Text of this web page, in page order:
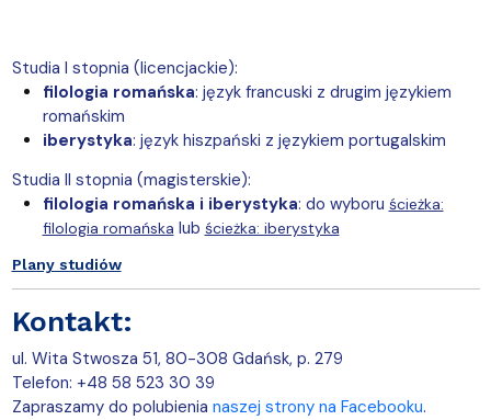
Studia I stopnia (licencjackie):
filologia romańska: język francuski z drugim językiem
romańskim
iberystyka: język hiszpański z językiem portugalskim
Studia II stopnia (magisterskie):
filologia romańska i iberystyka: do wyboru ścieżka:
filologia romańska lub ścieżka: iberystyka
Plany studiów
Kontakt:
ul. Wita Stwosza 51, 80-308 Gdańsk, p. 279
Telefon: +48 58 523 30 39
Zapraszamy do polubienia naszej strony na Facebooku.